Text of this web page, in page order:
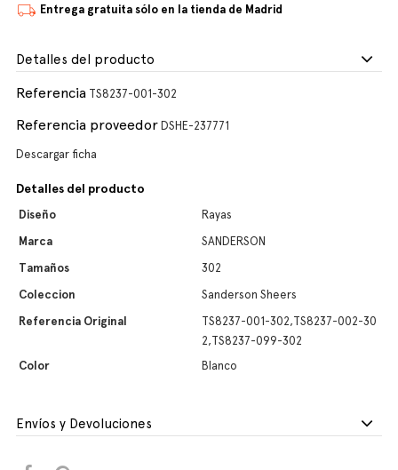
Entrega gratuita sólo en la tienda de Madrid
Detalles del producto
Referencia TS8237-001-302
Referencia proveedor DSHE-237771
Descargar ficha
Detalles del producto
Diseño
Rayas
Marca
SANDERSON
Tamaños
302
Coleccion
Sanderson Sheers
Referencia Original
TS8237-001-302,TS8237-002-30
2,TS8237-099-302
Color
Blanco
Envíos y Devoluciones